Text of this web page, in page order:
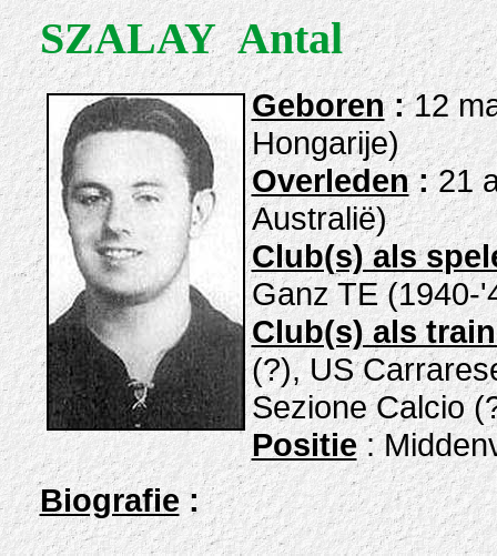
SZALAY Antal
Geboren:12
Hongarije)
Overleden:21
Australië)
Club(s) als
Ganz TE (1940-
Club(s) als
(?), US
Sezione Calcio
Positie :
Biografie: